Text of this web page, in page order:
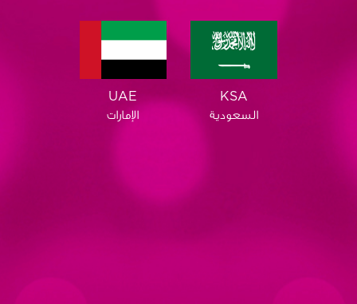
UAE
الإمارات
KSA
السعودية